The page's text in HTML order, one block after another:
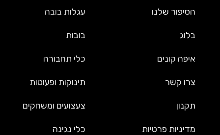
הסיפור שלנו
בלוג
איפה קונים
צרו קשר
תקנון
מדיניות פרטיות
עגלות בובה
בובות
כלי תחבורה
תינוקות ופעוטות
צעצועים ומשחקים
כלי נגינה